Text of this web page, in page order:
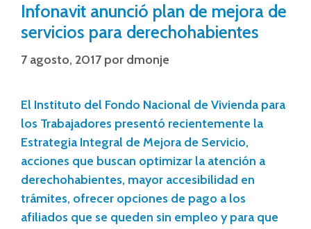
Infonavit anunció plan de mejora de
servicios para derechohabientes
7 agosto, 2017 por dmonje
El Instituto del Fondo Nacional de Vivienda para
los Trabajadores presentó recientemente la
Estrategia Integral de Mejora de Servicio,
acciones que buscan optimizar la atención a
derechohabientes, mayor accesibilidad en
trámites, ofrecer opciones de pago a los
afiliados que se queden sin empleo y para que